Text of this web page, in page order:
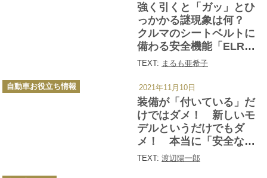
強く引くと「ガッ」とひ
っかかる謎現象は何？
クルマのシートベルトに
備わる安全機能「ELR」
とは
TEXT: まるも亜希子
装備が「付いている」だ
けではダメ！ 新しいモ
デルというだけでもダ
メ！ 本当に「安全なク
ルマ」の選び方とは
TEXT: 渡辺陽一郎
カ
テ
自動車お役立ち情報 2021年11月10日